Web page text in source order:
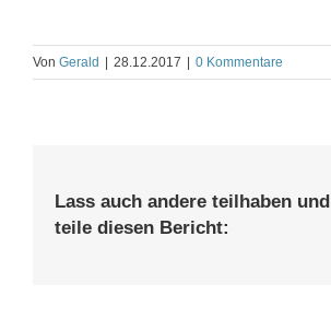
Von Gerald | 28.12.2017 | 0 Kommentare
Lass auch andere teilhaben und
teile diesen Bericht: